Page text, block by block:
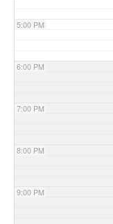
5:00 PM
6:00 PM
7:00 PM
8:00 PM
9:00 PM